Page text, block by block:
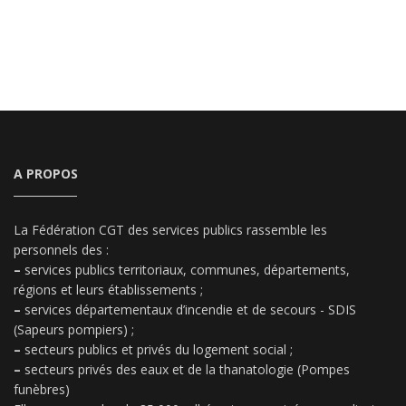
A PROPOS
La Fédération CGT des services publics rassemble les
personnels des :
– services publics territoriaux, communes, départements,
régions et leurs établissements ;
– services départementaux d’incendie et de secours - SDIS
(Sapeurs pompiers) ;
– secteurs publics et privés du logement social ;
– secteurs privés des eaux et de la thanatologie (Pompes
funèbres)